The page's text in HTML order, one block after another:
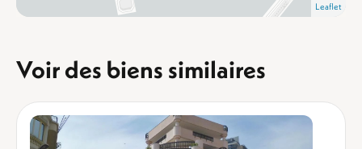
Leaflet
Voir des biens similaires